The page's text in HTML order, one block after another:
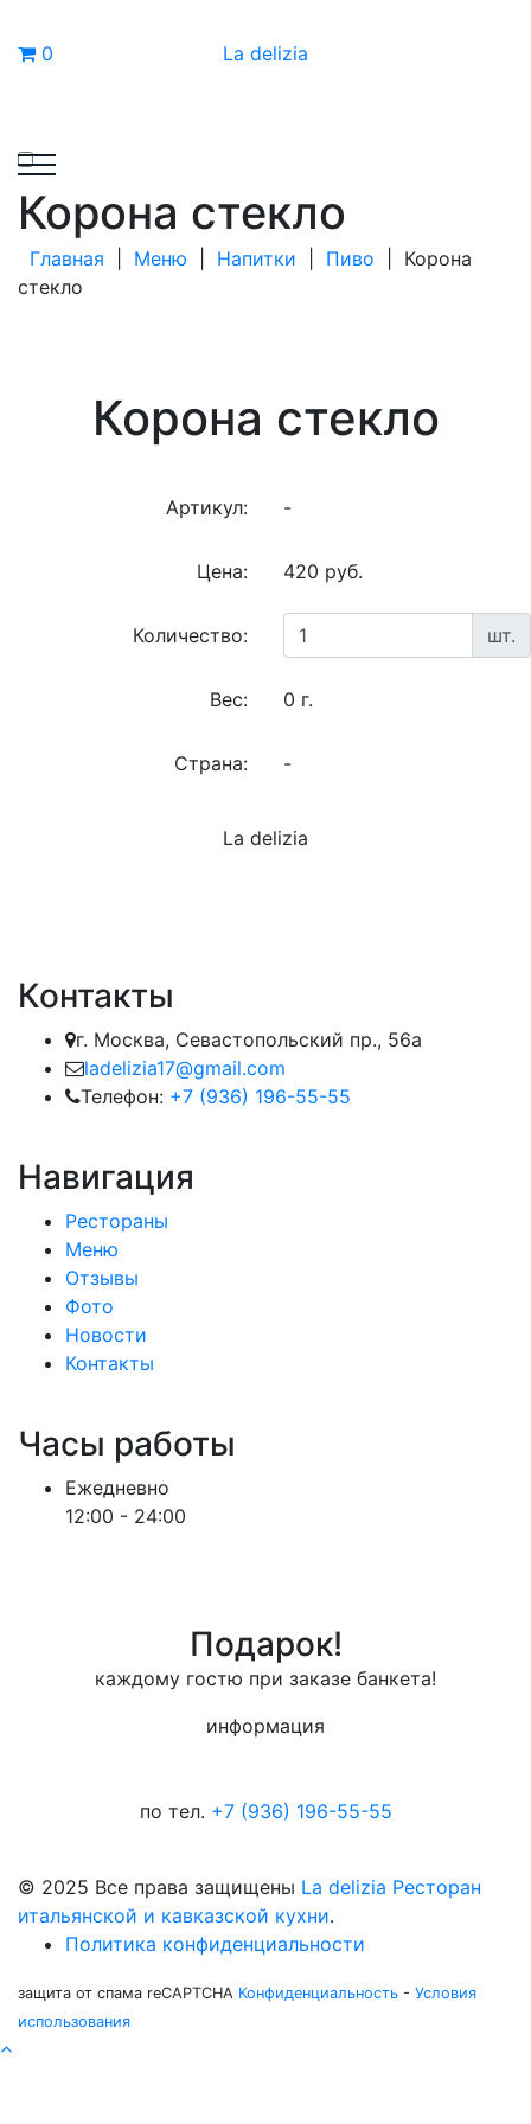
La delizia
0
Корона стекло
Главная Меню Напитки Пиво
Корона
стекло
Корона стекло
Артикул: -
Цена: 420 руб.
Количество: шт.
Вес: 0 г.
Страна: -
La delizia
Контакты
г. Москва, Севастопольский пр., 56а
ladelizia17@gmail.com
Телефон: +7 (936) 196-55-55
Навигация
Рестораны
Меню
Отзывы
Фото
Новости
Контакты
Часы работы
Ежедневно
12:00 - 24:00
Подарок!
каждому гостю при заказе банкета!
информация
по тел. +7 (936) 196-55-55
© 2025 Все права защищены La delizia Ресторан
итальянской и кавказской кухни.
Политика конфиденциальности
защита от спама reCAPTCHA Конфиденциальность - Условия
использования